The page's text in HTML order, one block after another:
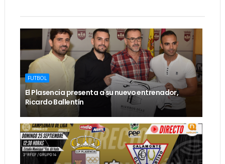
FUTBOL
El Plasencia presenta a su nuevo entrenador,
Ricardo Ballentín